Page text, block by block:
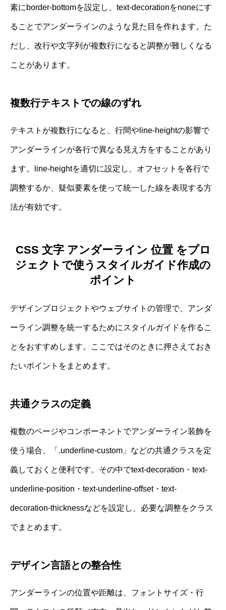
素にborder-bottomを設定し、text-decorationをnoneにす
ることでアンダーラインのような見た目を作れます。た
だし、改行や文字列が複数行になると調整が難しくなる
ことがあります。
複数行テキストでの線のずれ
テキストが複数行になると、行間やline-heightの影響で
アンダーラインが各行で異なる見え方をすることがあり
ます。line-heightを適切に設定し、オフセットを各行で
調整するか、疑似要素を使って統一した線を表現する方
法が有効です。
CSS 文字 アンダーライン 位置 をプロ
ジェクトで使うスタイルガイド作成の
ポイント
デザインプロジェクトやウェブサイトの管理で、アンダ
ーライン調整を統一するためにスタイルガイドを作るこ
とをおすすめします。ここではそのときに押さえておき
たいポイントをまとめます。
共通クラスの定義
複数のページやコンポーネントでアンダーライン装飾を
使う場合、「.underline-custom」などの共通クラスを定
義しておくと便利です。その中でtext-decoration・text-
underline-position・text-underline-offset・text-
decoration-thicknessなどを設定し、必要な調整をクラス
でまとめます。
デザイン言語との整合性
アンダーラインの位置や距離は、フォントサイズ・行